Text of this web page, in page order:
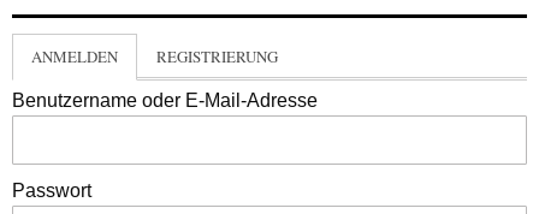
ANMELDEN REGISTRIERUNG
Benutzername oder E-Mail-Adresse
Passwort